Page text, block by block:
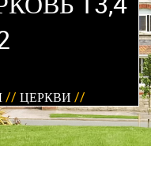
// ЦЕРКВИ //